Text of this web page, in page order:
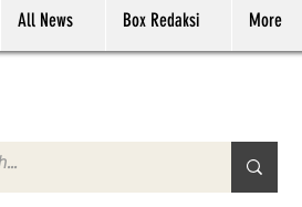
All News Box Redaksi More